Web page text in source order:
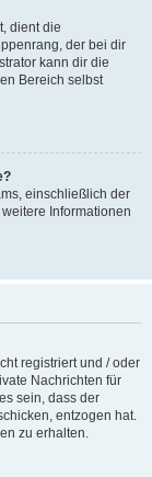
dient die
der bei dir
kann dir die
Bereich selbst
einschließlich der
Informationen
registriert und / oder
Nachrichten für
sein, dass der
entzogen hat.
zu erhalten.